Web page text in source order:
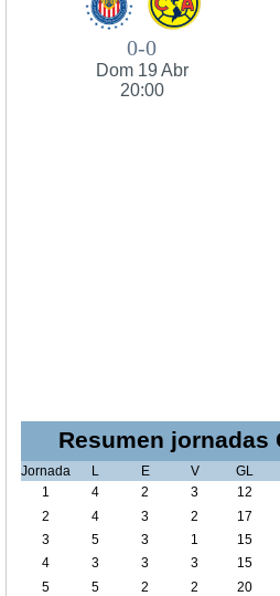
0-0
Dom 19 Abr
20:00
Resumen jornadas
Jornada L E V GL
1
4 2 3 12
2
4 3 2 17
3
5 3 1 15
4
3 3 3 15
5
5 2 2 20